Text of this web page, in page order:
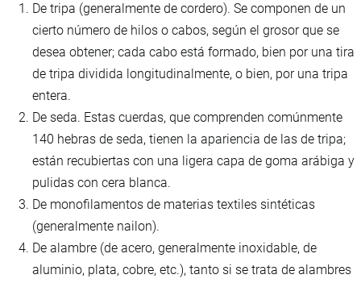
De tripa (generalmente de cordero). Se componen de un
cierto número de hilos o cabos, según el grosor que se
desea obtener; cada cabo está formado, bien por una tira
de tripa dividida longitudinalmente, o bien, por una tripa
entera.
De seda. Estas cuerdas, que comprenden comúnmente
140 hebras de seda, tienen la apariencia de las de tripa;
están recubiertas con una ligera capa de goma arábiga y
pulidas con cera blanca.
De monofilamentos de materias textiles sintéticas
(generalmente nailon).
De alambre (de acero, generalmente inoxidable, de
aluminio, plata, cobre, etc.), tanto si se trata de alambres